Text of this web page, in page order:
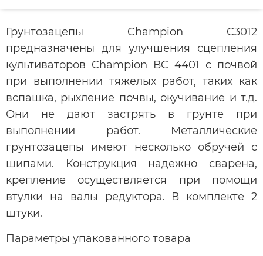
Грунтозацепы Champion C3012
предназначены для улучшения сцепления
культиваторов Champion ВC 4401 с почвой
при выполнении тяжелых работ, таких как
вспашка, рыхление почвы, окучивание и т.д.
Они не дают застрять в грунте при
выполнении работ. Металлические
грунтозацепы имеют несколько обручей с
шипами. Конструкция надежно сварена,
крепление осуществляется при помощи
втулки на валы редуктора. В комплекте 2
штуки.
Параметры упакованного товара